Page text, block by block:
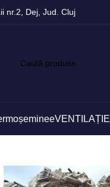
nr.2, Dej, Jud. Cluj
VENTILAȚIE